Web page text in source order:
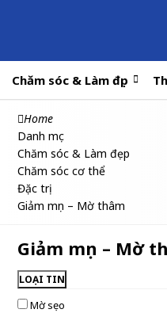
Chăm sóc & Làm đẹp
Home
Danh mục
Chăm sóc & Làm đẹp
Chăm sóc cơ thể
Đặc trị
Giảm mụn – Mờ thâm
Giảm mụn – Mờ
LOẠI TIN
Mờ sẹo